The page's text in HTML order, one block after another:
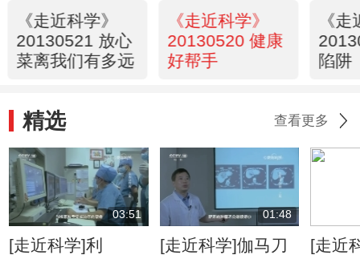
《走近科学》
20130521 放心
菜离我们有多远
《走近科学》
20130520 健康
好帮手
《
陷阱
精选 查看更多
03:51
[走近科学]利
01:48
[走近科学]伽马刀
[走近